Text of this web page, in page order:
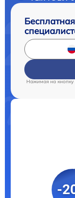
Нажимая на кнопку
-